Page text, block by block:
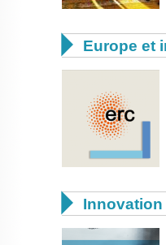
 Europe et
